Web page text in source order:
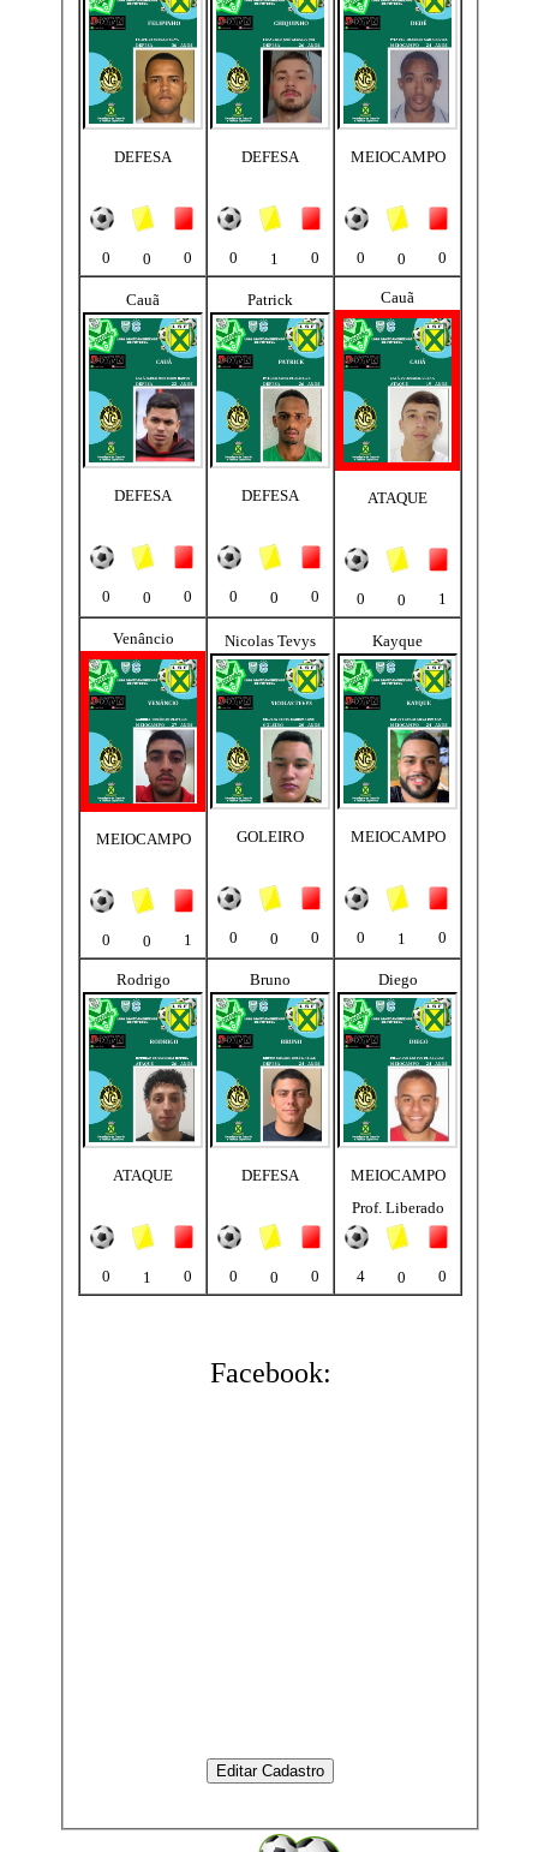
DEFESA
0 0 0
DEFESA
0 1 0
MEIOCAMPO
0 0 0
Cauã
DEFESA
0 0 0
Patrick
DEFESA
0 0 0
Cauã
ATAQUE
0 0 1
Venâncio
MEIOCAMPO
0 0 1
Nicolas Tevys
GOLEIRO
0 0 0
Kayque
MEIOCAMPO
0 1 0
Rodrigo
ATAQUE
0 1 0
Bruno
DEFESA
0 0 0
Diego
MEIOCAMPO
Prof. Liberado
4 0 0
Facebook: